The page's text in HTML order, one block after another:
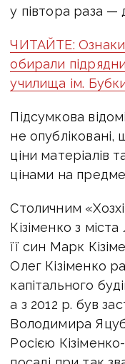
у півтора раза —
ЧИТАЙТЕ: Ознаки
обирали
училища ім.
Підсумкова
не опубліковані,
ціни матеріалів
цінами на
Столичним
Кізіменко з
її син Марк
Олег Кізіменко
капітального
а з 2012 р. був
Володимира
Росією